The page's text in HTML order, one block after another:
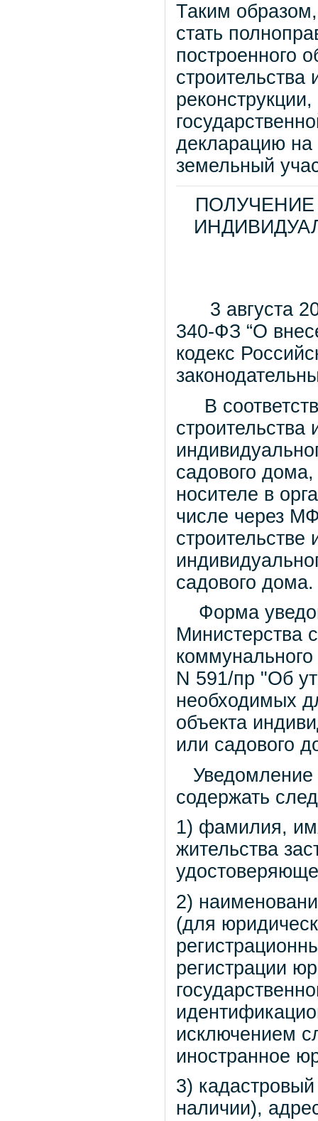
Таким
стать
построенного
строительства
декларацию на
земельный
3 августа
340-ФЗ “О
кодекс
В
строительства
садового
носителе в
числе через
строительстве
садового
Форма
Министерства
N 591/пр "Об
необходимых
объекта
или садового
Уведомление
содержать
1) фамилия,
жительства
2)
(для
регистрации
исключением
иностранное
3)
наличии),